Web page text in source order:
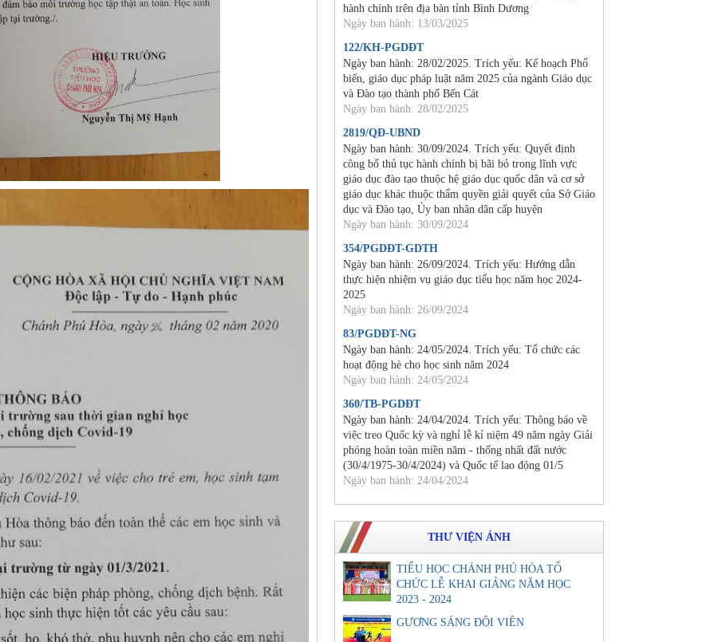
hành chính trên địa bàn tỉnh Bình Dương
Ngày ban hành: 13/03/2025
122/KH-PGDĐT
Ngày ban hành: 28/02/2025. Trích yếu: Kế hoạch Phổ
biến, giáo dục pháp luật năm 2025 của ngành Giáo dục
và Đào tạo thành phố Bến Cát
Ngày ban hành: 28/02/2025
2819/QĐ-UBND
Ngày ban hành: 30/09/2024. Trích yếu: Quyết định
công bố thủ tục hành chính bị bãi bỏ trong lĩnh vực
giáo dục đào tạo thuộc hệ giáo dục quốc dân và cơ sở
giáo dục khác thuộc thẩm quyền giải quyết của Sở Giáo
dục và Đào tạo, Ủy ban nhân dân cấp huyện
Ngày ban hành: 30/09/2024
354/PGDĐT-GDTH
Ngày ban hành: 26/09/2024. Trích yếu: Hướng dẫn
thực hiện nhiệm vụ giáo dục tiểu học năm học 2024-
2025
Ngày ban hành: 26/09/2024
83/PGDĐT-NG
Ngày ban hành: 24/05/2024. Trích yếu: Tổ chức các
hoạt động hè cho học sinh năm 2024
Ngày ban hành: 24/05/2024
360/TB-PGDĐT
Ngày ban hành: 24/04/2024. Trích yếu: Thông báo về
việc treo Quốc kỳ và nghỉ lễ kỉ niệm 49 năm ngày Giải
phóng hoàn toàn miền năm - thống nhất đất nước
(30/4/1975-30/4/2024) và Quốc tế lao động 01/5
Ngày ban hành: 24/04/2024
THƯ VIỆN ẢNH
TIỂU HỌC CHÁNH PHÚ HÒA TỔ
CHỨC LỄ KHAI GIẢNG NĂM HỌC
2023 - 2024
GƯƠNG SÁNG ĐỘI VIÊN